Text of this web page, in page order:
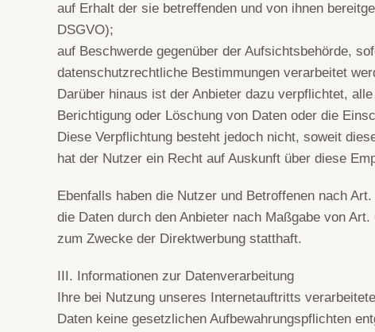
auf Erhalt der sie betreffenden und von ihnen
DSGVO);
auf Beschwerde gegenüber der Aufsichtsbehörde,
datenschutzrechtliche Bestimmungen verarbeitet
Darüber hinaus ist der Anbieter dazu verpflichtet,
Berichtigung oder Löschung von Daten oder die
Diese Verpflichtung besteht jedoch nicht, soweit
hat der Nutzer ein Recht auf Auskunft über diese
Ebenfalls haben die Nutzer und Betroffenen nach
die Daten durch den Anbieter nach Maßgabe von
zum Zwecke der Direktwerbung statthaft.
III. Informationen zur Datenverarbeitung
Ihre bei Nutzung unseres Internetauftritts
Daten keine gesetzlichen Aufbewahrungspflichten